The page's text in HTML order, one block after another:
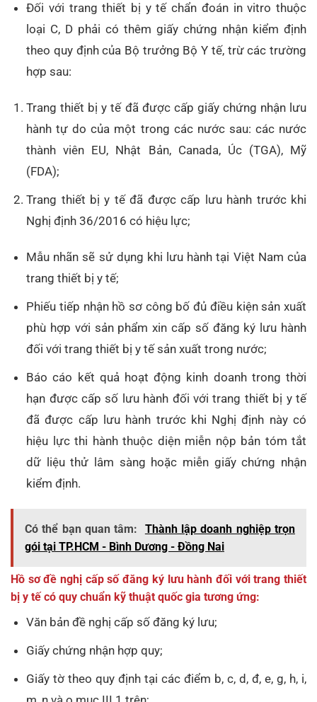
Đối với trang thiết bị y tế chẩn đoán in vitro thuộc
loại C, D phải có thêm giấy chứng nhận kiểm định
theo quy định của Bộ trưởng Bộ Y tế, trừ các trường
hợp sau:
Trang thiết bị y tế đã được cấp giấy chứng nhận lưu
hành tự do của một trong các nước sau: các nước
thành viên EU, Nhật Bản, Canada, Úc (TGA), Mỹ
(FDA);
Trang thiết bị y tế đã được cấp lưu hành trước khi
Nghị định 36/2016 có hiệu lực;
Mẫu nhãn sẽ sử dụng khi lưu hành tại Việt Nam của
trang thiết bị y tế;
Phiếu tiếp nhận hồ sơ công bố đủ điều kiện sản xuất
phù hợp với sản phẩm xin cấp số đăng ký lưu hành
đối với trang thiết bị y tế sản xuất trong nước;
Báo cáo kết quả hoạt động kinh doanh trong thời
hạn được cấp số lưu hành đối với trang thiết bị y tế
đã được cấp lưu hành trước khi Nghị định này có
hiệu lực thi hành thuộc diện miễn nộp bản tóm tắt
dữ liệu thử lâm sàng hoặc miễn giấy chứng nhận
kiểm định.
Có thể bạn quan tâm:
Thành lập doanh nghiệp trọn
gói tại TP.HCM - Bình Dương - Đồng Nai
Hồ sơ đề nghị cấp số đăng ký lưu hành đối với trang thiết
bị y tế có quy chuẩn kỹ thuật quốc gia tương ứng:
Văn bản đề nghị cấp số đăng ký lưu;
Giấy chứng nhận hợp quy;
Giấy tờ theo quy định tại các điểm b, c, d, đ, e, g, h, i,